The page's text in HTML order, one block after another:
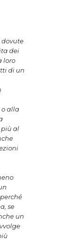
dovute
dei
loro
di un
o alla
più al
se
un